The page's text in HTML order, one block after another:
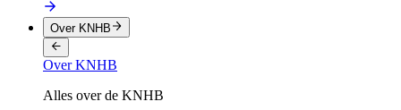
Over KNHB
Over KNHB
Alles over de KNHB